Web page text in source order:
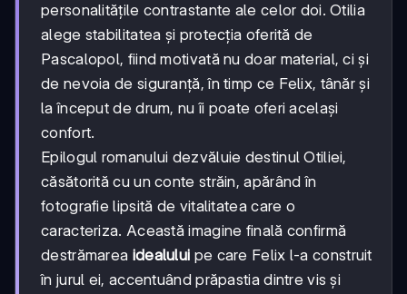
personalitățile contrastante ale celor doi. Otilia
alege stabilitatea și protecția oferită de
Pascalopol, fiind motivată nu doar material, ci și
de nevoia de siguranță, în timp ce Felix, tânăr și
la început de drum, nu îi poate oferi același
confort.
Epilogul romanului dezvăluie destinul Otiliei,
căsătorită cu un conte străin, apărând în
fotografie lipsită de vitalitatea care o
caracteriza. Această imagine finală confirmă
destrămarea idealului pe care Felix l-a construit
în jurul ei, accentuând prăpastia dintre vis și